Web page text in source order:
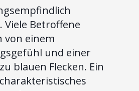
Viele Betroffene
von einem
und einer
blauen Flecken. Ein